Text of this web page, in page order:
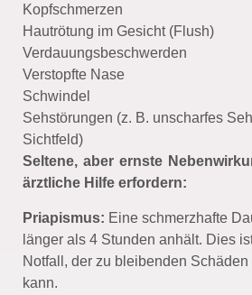
Kopfschmerzen
Hautrötung im Gesicht (Flush)
Verdauungsbeschwerden
Verstopfte Nase
Schwindel
Sehstörungen (z. B. unscharfes
Sichtfeld)
Seltene, aber ernste
ärztliche Hilfe erfordern:
Priapismus: Eine schmerzhafte
länger als 4 Stunden anhält. Dies
Notfall, der zu bleibenden
kann.